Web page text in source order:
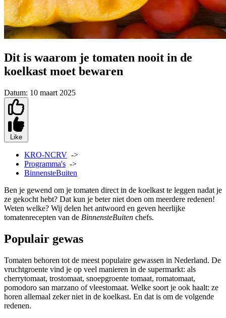
Dit is waarom je tomaten nooit in de
koelkast moet bewaren
Datum: 10 maart 2025
Like
KRO-NCRV ->
Programma's ->
BinnensteBuiten
Ben je gewend om je tomaten direct in de koelkast te leggen nadat je
ze gekocht hebt? Dat kun je beter niet doen om meerdere redenen!
Weten welke? Wij delen het antwoord en geven heerlijke
tomatenrecepten van de BinnensteBuiten chefs.
Populair gewas
Tomaten behoren tot de meest populaire gewassen in Nederland. De
vruchtgroente vind je op veel manieren in de supermarkt: als
cherrytomaat, trostomaat, snoepgroente tomaat, romatomaat,
pomodoro san marzano of vleestomaat. Welke soort je ook haalt: ze
horen allemaal zeker niet in de koelkast. En dat is om de volgende
redenen.